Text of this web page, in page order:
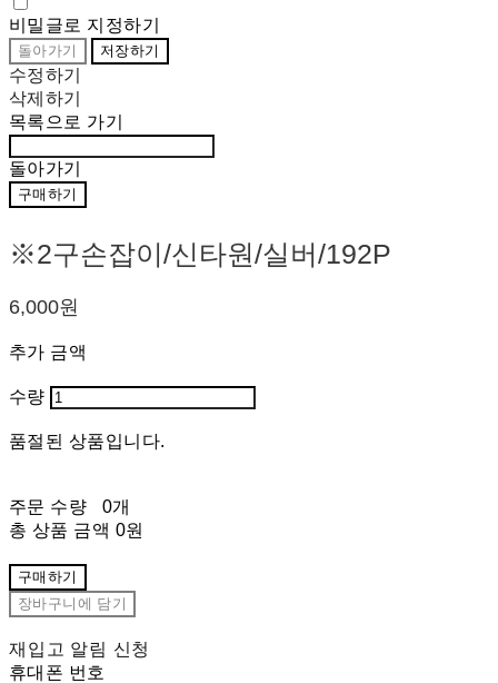
비밀글로 지정하기
돌아가기 저장하기
수정하기
삭제하기
목록으로 가기
돌아가기
구매하기
※2구손잡이/신타원/실버/192P
6,000원
추가 금액
수량
품절된 상품입니다.
주문 수량
0개
총 상품 금액 0원
구매하기
장바구니에 담기
재입고 알림 신청
휴대폰 번호